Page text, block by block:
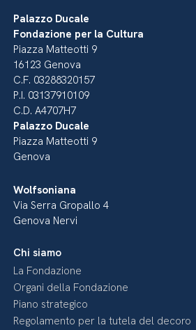
Palazzo Ducale
Fondazione per la Cultura
Piazza Matteotti 9
16123 Genova
C.F. 03288320157
P.I. 03137910109
C.D. A4707H7
Palazzo Ducale
Piazza Matteotti 9
Genova
Wolfsoniana
Via Serra Gropallo 4
Genova Nervi
Chi siamo
La Fondazione
Organi della Fondazione
Piano strategico
Regolamento per la tutela del decoro